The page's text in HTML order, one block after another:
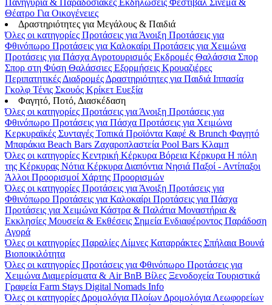
Πανηγύρια & Παραδοσιακές Εκδηλώσεις Φεστιβάλ Σινεμά &
Θέατρο Για Οικογένειες
Δραστηριότητες για Μεγάλους & Παιδιά
Όλες οι κατηγορίες Προτάσεις για Άνοιξη Προτάσεις για
Φθινόπωρο Προτάσεις για Καλοκαίρι Προτάσεις για Χειμώνα
Προτάσεις για Πάσχα Αγροτουρισμός Εκδρομές Θαλάσσια Σπορ
Σπορ στη Φύση Θαλάσσιες Εξορμήσεις Κρουαζιέρες
Περιπατητικές Διαδρομές Δραστηριότητες για Παιδιά Ιππασία
Γκολφ Τένις Σκουός Κρίκετ Ευεξία
Φαγητό, Ποτό, Διασκέδαση
Όλες οι κατηγορίες Προτάσεις για Άνοιξη Προτάσεις για
Φθινόπωρο Προτάσεις για Πάσχα Προτάσεις για Χειμώνα
Κερκυραϊκές Συνταγές Τοπικά Προϊόντα Καφέ & Brunch Φαγητό
Μπαράκια Beach Bars Ζαχαροπλαστεία Pool Bars Κλαμπ
Όλες οι κατηγορίες Κεντρική Κέρκυρα Βόρεια Κέρκυρα Η πόλη
της Κέρκυρας Νότια Κέρκυρα Διαπόντια Νησιά Παξοί - Αντίπαξοι
Άλλοι Προορισμοί Χάρτης Προορισμών
Όλες οι κατηγορίες Προτάσεις για Άνοιξη Προτάσεις για
Φθινόπωρο Προτάσεις για Καλοκαίρι Προτάσεις για Πάσχα
Προτάσεις για Χειμώνα Κάστρα & Παλάτια Μοναστήρια &
Εκκλησίες Μουσεία & Εκθέσεις Σημεία Ενδιαφέροντος Παράδοση
Αγορά
Όλες οι κατηγορίες Παραλίες Λίμνες Καταρράκτες Σπήλαια Βουνά
Βιοποικιλότητα
Όλες οι κατηγορίες Προτάσεις για Φθινόπωρο Προτάσεις για
Χειμώνα Διαμερίσματα & Air BnB Βίλες Ξενοδοχεία Τουριστικά
Γραφεία Farm Stays Digital Nomads Info
Όλες οι κατηγορίες Δρομολόγια Πλοίων Δρομολόγια Λεωφορείων